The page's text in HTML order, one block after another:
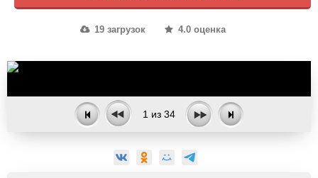
19 загрузок 4.0 оценка
1 из 34